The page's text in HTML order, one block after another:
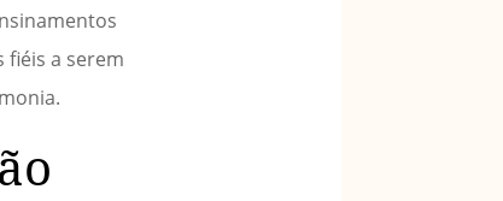
fiéis a serem